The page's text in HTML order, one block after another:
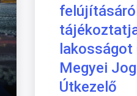
felújításáról
lakosságot
Megyei
Útkezelő